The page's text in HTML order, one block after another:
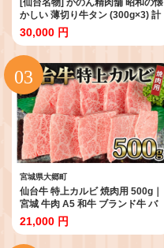
[仙台名物] かのん精肉舗 昭和の懐
かしい 薄切り牛タン (300g×3) 計
900g｜宮城 牛たん 牛肉 焼肉 うす
ぎり タン たん やわらかい 食べや
すい [0241]
30,000 円
宮城県大郷町
仙台牛 特上カルビ 焼肉用 500g｜
宮城 牛肉 A5 和牛 ブランド牛 バ
ーベキュー 極上 お肉 肉 焼き肉 焼
肉 カルビ A5ランク [0238]
21,000 円